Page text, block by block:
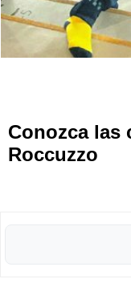
Conozca las
Roccuzzo